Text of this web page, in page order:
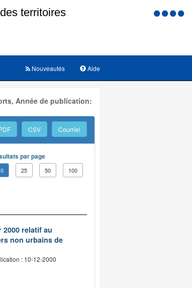
Menu
Aide
Nouveautés
Année de publication:
CSV Courriel
par page
25 50 100
relatif au
non urbains de
: 10-12-2000